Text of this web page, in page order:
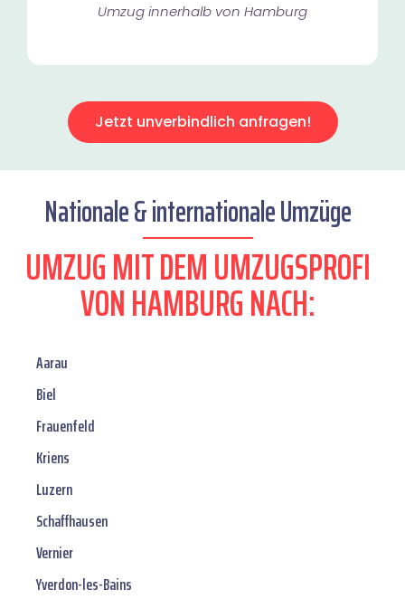
Umzug innerhalb von Hamburg​
Jetzt unverbindlich anfragen!
Nationale & internationale Umzüge
UMZUG MIT DEM UMZUGSPROFI
VON HAMBURG NACH:
Aarau
Biel
Frauenfeld
Kriens
Luzern
Schaffhausen
Vernier
Yverdon-les-Bains